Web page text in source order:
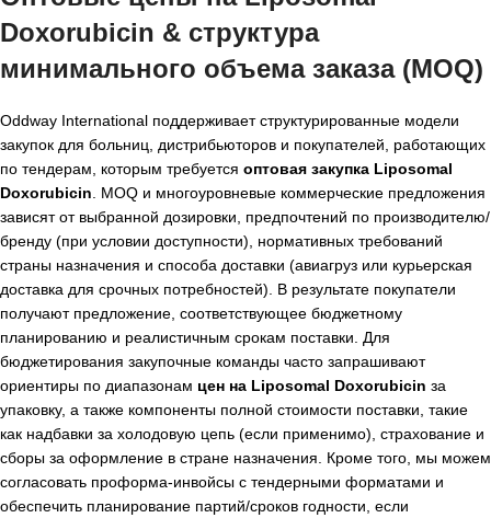
Doxorubicin & структура
минимального объема заказа (MOQ)
Oddway International поддерживает структурированные модели
закупок для больниц, дистрибьюторов и покупателей, работающих
по тендерам, которым требуется оптовая закупка Liposomal
Doxorubicin . MOQ и многоуровневые коммерческие предложения
зависят от выбранной дозировки, предпочтений по производителю/
бренду (при условии доступности), нормативных требований
страны назначения и способа доставки (авиагруз или курьерская
доставка для срочных потребностей). В результате покупатели
получают предложение, соответствующее бюджетному
планированию и реалистичным срокам поставки. Для
бюджетирования закупочные команды часто запрашивают
ориентиры по диапазонам цен на Liposomal Doxorubicin за
упаковку, а также компоненты полной стоимости поставки, такие
как надбавки за холодовую цепь (если применимо), страхование и
сборы за оформление в стране назначения. Кроме того, мы можем
согласовать проформа-инвойсы с тендерными форматами и
обеспечить планирование партий/сроков годности, если